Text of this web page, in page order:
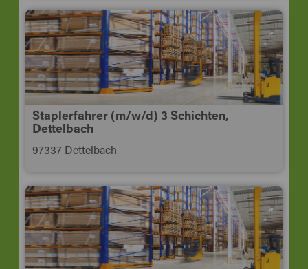
Staplerfahrer (m/w/d) 3 Schichten,
Dettelbach
97337 Dettelbach